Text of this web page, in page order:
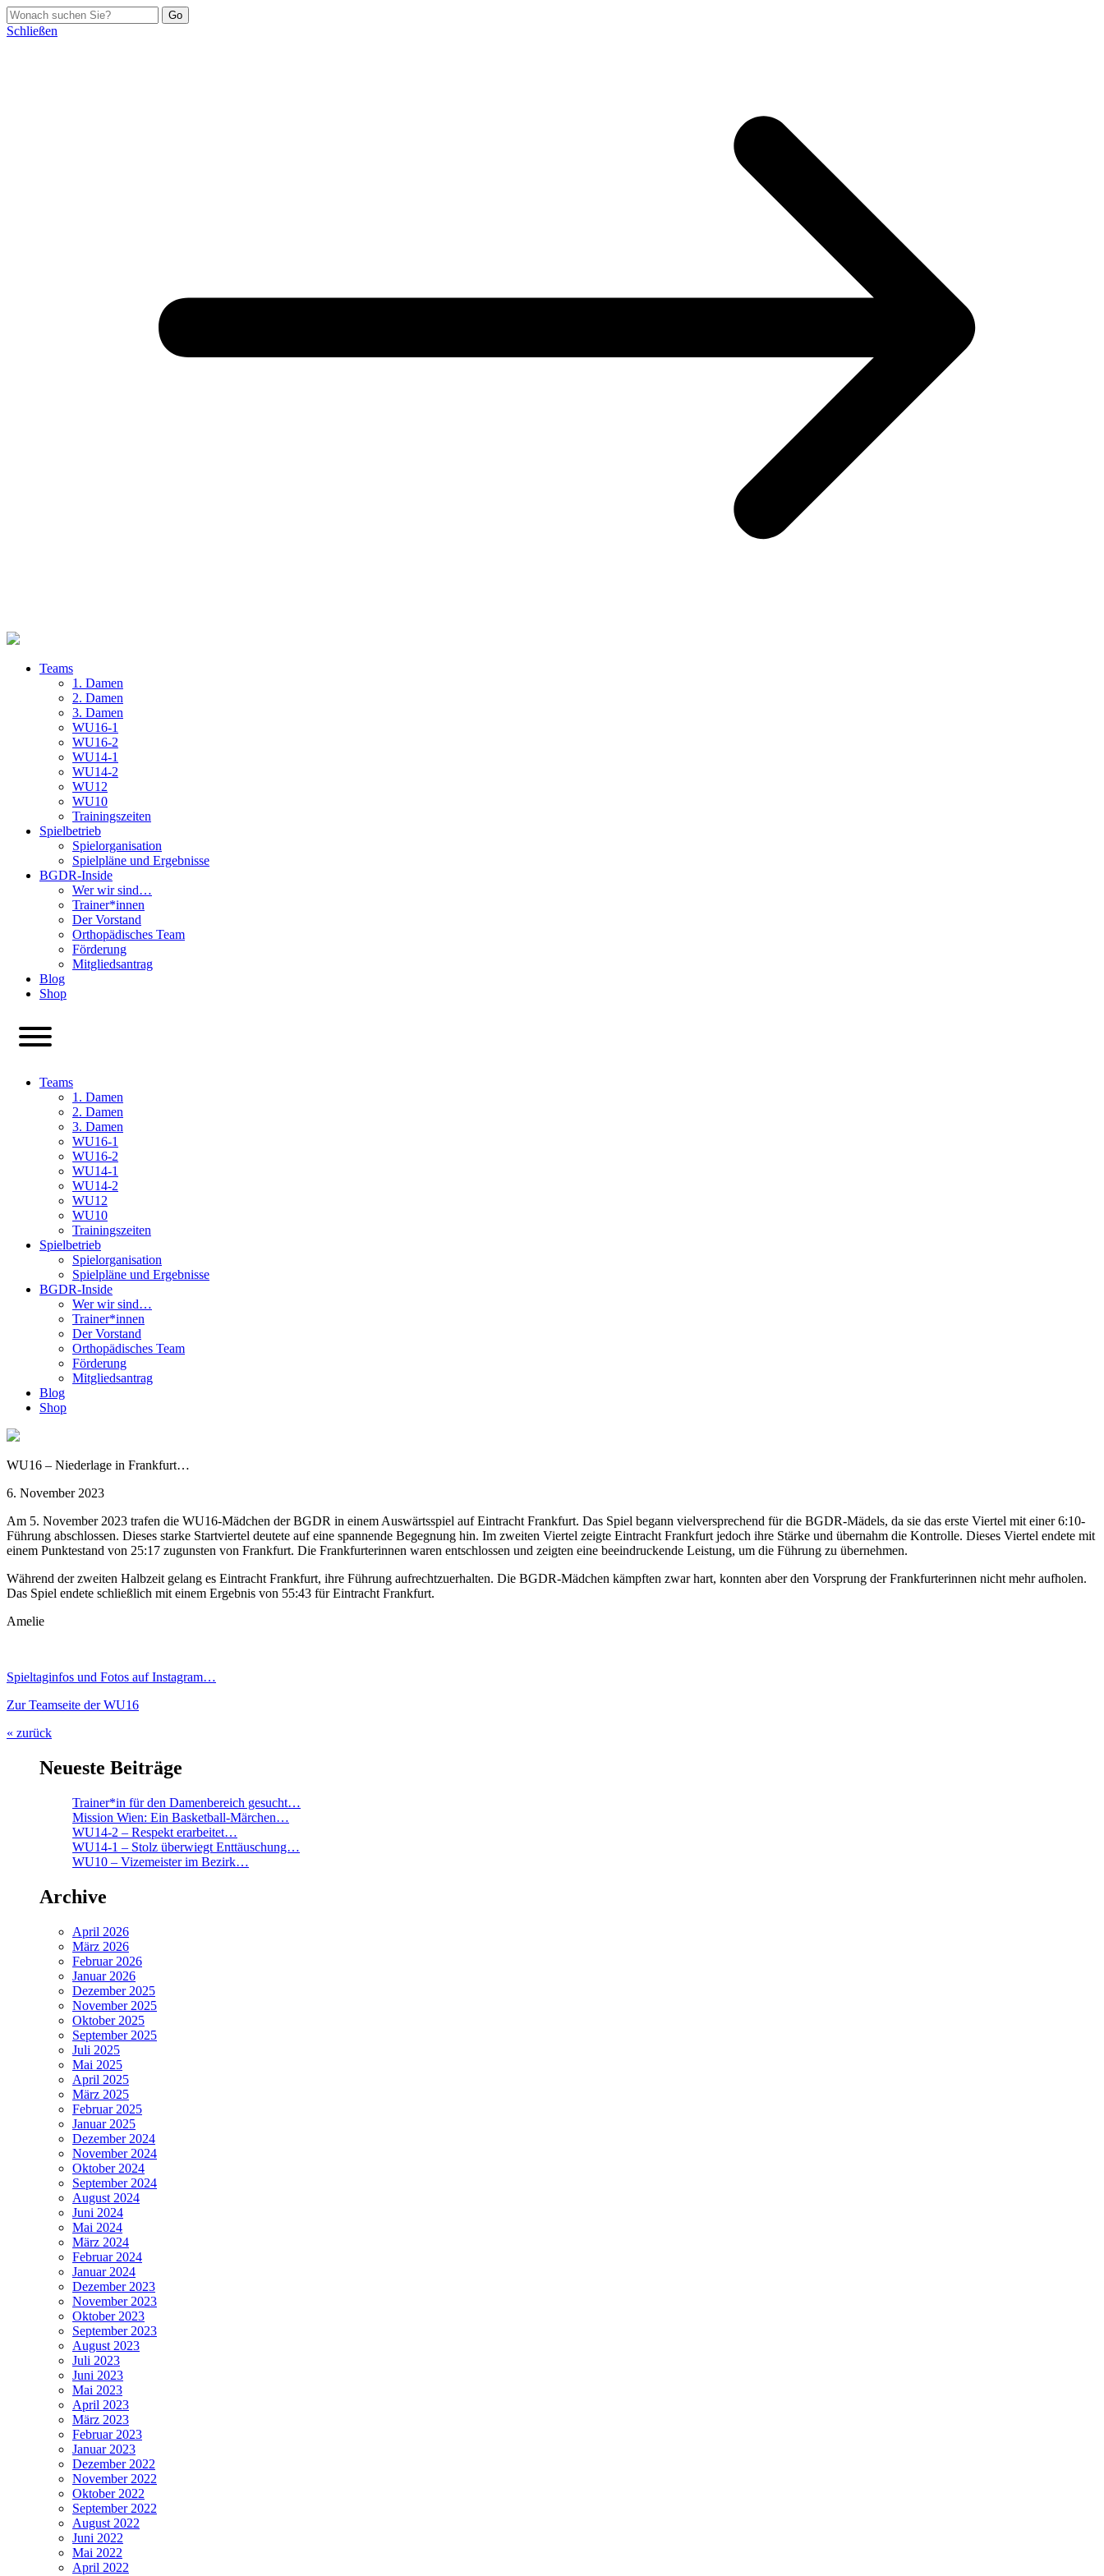
Schließen
Teams
1. Damen
2. Damen
3. Damen
WU16-1
WU16-2
WU14-1
WU14-2
WU12
WU10
Trainingszeiten
Spielbetrieb
Spielorganisation
Spielpläne und Ergebnisse
BGDR-Inside
Wer wir sind…
Trainer*innen
Der Vorstand
Orthopädisches Team
Förderung
Mitgliedsantrag
Blog
Shop
Teams
1. Damen
2. Damen
3. Damen
WU16-1
WU16-2
WU14-1
WU14-2
WU12
WU10
Trainingszeiten
Spielbetrieb
Spielorganisation
Spielpläne und Ergebnisse
BGDR-Inside
Wer wir sind…
Trainer*innen
Der Vorstand
Orthopädisches Team
Förderung
Mitgliedsantrag
Blog
Shop
WU16 – Niederlage in Frankfurt…
6. November 2023
Am 5. November 2023 trafen die WU16-Mädchen der BGDR in einem Auswärtsspiel auf Eintracht Frankfurt. Das Spiel begann vielversprechend für die BGDR-Mädels, da sie das erste Viertel mit einer 6:10-
Führung abschlossen. Dieses starke Startviertel deutete auf eine spannende Begegnung hin. Im zweiten Viertel zeigte Eintracht Frankfurt jedoch ihre Stärke und übernahm die Kontrolle. Dieses Viertel endete mit
einem Punktestand von 25:17 zugunsten von Frankfurt. Die Frankfurterinnen waren entschlossen und zeigten eine beeindruckende Leistung, um die Führung zu übernehmen.
Während der zweiten Halbzeit gelang es Eintracht Frankfurt, ihre Führung aufrechtzuerhalten. Die BGDR-Mädchen kämpften zwar hart, konnten aber den Vorsprung der Frankfurterinnen nicht mehr aufholen.
Das Spiel endete schließlich mit einem Ergebnis von 55:43 für Eintracht Frankfurt.
Amelie
Spieltaginfos und Fotos auf Instagram…
Zur Teamseite der WU16
« zurück
Neueste Beiträge
Trainer*in für den Damenbereich gesucht…
Mission Wien: Ein Basketball-Märchen…
WU14-2 – Respekt erarbeitet…
WU14-1 – Stolz überwiegt Enttäuschung…
WU10 – Vizemeister im Bezirk…
Archive
April 2026
März 2026
Februar 2026
Januar 2026
Dezember 2025
November 2025
Oktober 2025
September 2025
Juli 2025
Mai 2025
April 2025
März 2025
Februar 2025
Januar 2025
Dezember 2024
November 2024
Oktober 2024
September 2024
August 2024
Juni 2024
Mai 2024
März 2024
Februar 2024
Januar 2024
Dezember 2023
November 2023
Oktober 2023
September 2023
August 2023
Juli 2023
Juni 2023
Mai 2023
April 2023
März 2023
Februar 2023
Januar 2023
Dezember 2022
November 2022
Oktober 2022
September 2022
August 2022
Juni 2022
Mai 2022
April 2022